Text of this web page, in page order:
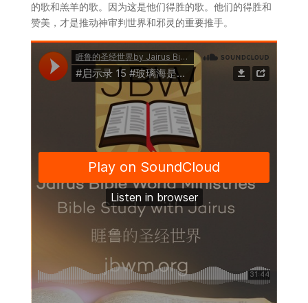
的歌和羔羊的歌。因为这是他们得胜的歌。他们的得胜和
赞美，才是推动神审判世界和邪灵的重要推手。